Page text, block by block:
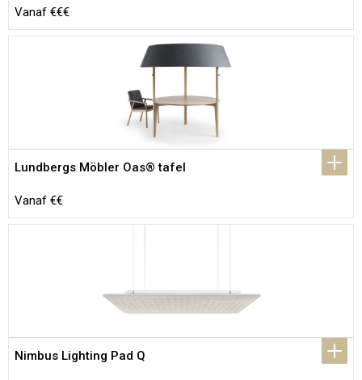
Vanaf €€€
Lundbergs Möbler Oas® tafel
Vanaf €€
Nimbus Lighting Pad Q